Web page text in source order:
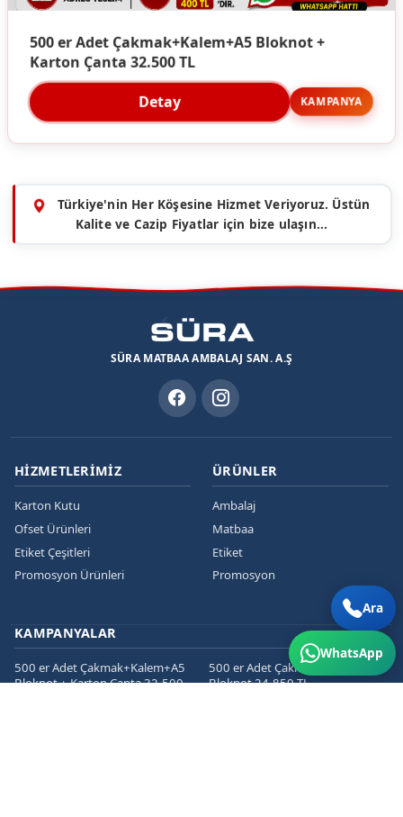
500 er Adet Çakmak+Kalem+A5 Bloknot +
Karton Çanta 32.500 TL
Detay KAMPANYA
Türkiye'nin Her Köşesine Hizmet Veriyoruz. Üstün
Kalite ve Cazip Fiyatlar için bize ulaşın...
SÜRA MATBAA AMBALAJ SAN. A.Ş
HIZMETLERIMIZ
Karton Kutu
Ofset Ürünleri
Etiket Çeşitleri
Promosyon Ürünleri
ÜRÜNLER
Ambalaj
Matbaa
Etiket
Promosyon
KAMPANYALAR
500 er Adet Çakmak+Kalem+A5
Bloknot + Karton Çanta 32.500
500 er Adet Çakmak+Kalem+A5
Bloknot 24.850 TL
Ara
WhatsApp